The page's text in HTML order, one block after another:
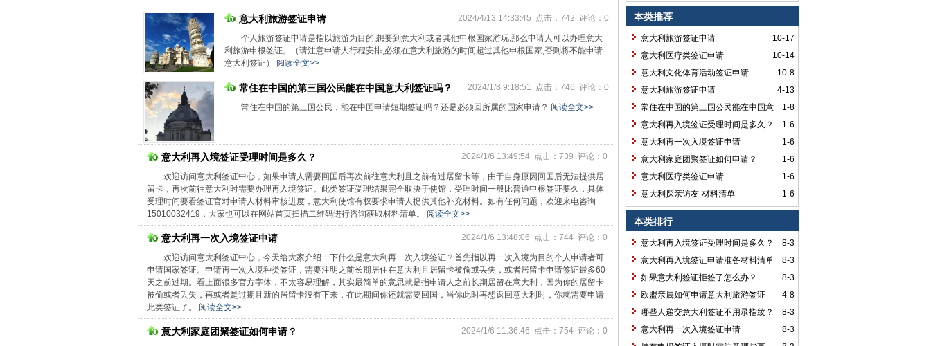
2024/4/13 14:33:45 点击：742 评论：0
意大利旅游签证申请
个人旅游签证申请是指以旅游为目的,想要到意大利或者其他申根国家游玩,那么申请人可以办理意大
利旅游申根签证。（请注意申请人行程安排,必须在意大利旅游的时间超过其他申根国家,否则将不能申请
意大利签证）
阅读全文>>
2024/1/8 9:18:51 点击：746 评论：0
常住在中国的第三国公民能在中国意大利签证吗？
常住在中国的第三国公民，能在中国申请短期签证吗？还是必须回所属的国家申请？ 阅读全文>>
2024/1/6 13:49:54 点击：739 评论：0
意大利再入境签证受理时间是多久？
欢迎访问意大利签证中心，如果申请人需要回国后再次前往意大利且之前有过居留卡等，由于自身原因回国后无法提供居
留卡，再次前往意大利时需要办理再入境签证。此类签证受理结果完全取决于使馆，受理时间一般比普通申根签证要久，具体
受理时间要看签证官对申请人材料审核进度，意大利使馆有权要求申请人提供其他补充材料。如有任何问题，欢迎来电咨询
15010032419，大家也可以在网站首页扫描二维码进行咨询获取材料清单。
阅读全文>>
2024/1/6 13:48:06 点击：744 评论：0
意大利再一次入境签证申请
欢迎访问意大利签证中心，今天给大家介绍一下什么是意大利再一次入境签证？首先指以再一次入境为目的个人申请者可
申请国家签证。申请再一次入境种类签证，需要注明之前长期居住在意大利且居留卡被偷或丢失，或者居留卡申请签证最多60
天之前过期。看上面很多官方字体，不太容易理解，其实最简单的意思就是指申请人之前长期居留在意大利，因为你的居留卡
被偷或者丢失，再或者是过期且新的居留卡没有下来，在此期间你还就需要回国，当你此时再想返回意大利时，你就需要申请
此类签证了。
阅读全文>>
2024/1/6 11:36:46 点击：754 评论：0
意大利家庭团聚签证如何申请？
本类推荐
10-17
意大利旅游签证申请
10-14
意大利医疗类签证申请
10-8
意大利文化体育活动签证申请
4-13
意大利旅游签证申请
1-8
常住在中国的第三国公民能在中国意
大利签证吗？
1-6
意大利再入境签证受理时间是多久？
1-6
意大利再一次入境签证申请
1-6
意大利家庭团聚签证如何申请？
1-6
意大利医疗类签证申请
1-6
意大利探亲访友-材料清单
本类排行
8-3
意大利再入境签证受理时间是多久？
8-3
意大利再入境签证申请准备材料清单
8-3
如果意大利签证拒签了怎么办？
4-8
欧盟亲属如何申请意大利旅游签证
8-3
哪些人递交意大利签证不用录指纹？
8-3
意大利再一次入境签证申请